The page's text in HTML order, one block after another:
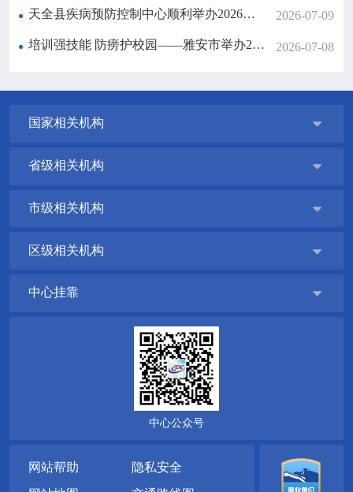
天全县疾病预防控制中心顺利举办2026年慢性病监测与严重精神障碍患者管理专题培训班 2026-07-09
培训强技能 防痨护校园——雅安市举办2026年学校结核病防控培训班 2026-07-08
国家相关机构 
省级相关机构 
市级相关机构 
区级相关机构 
中心挂靠 
中心公众号
网站帮助 隐私安全